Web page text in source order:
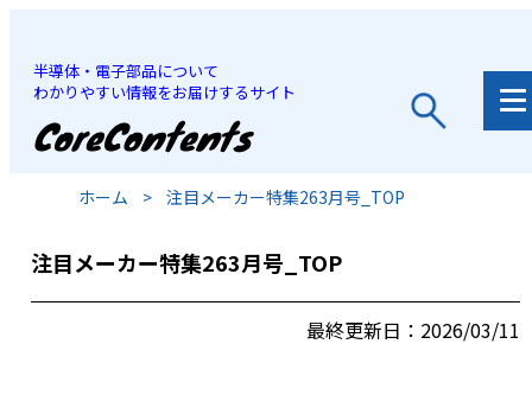
半導体・電子部品について
わかりやすい情報をお届けするサイト
JP
ホーム > 注目メーカー特集263月号_TOP
注目メーカー特集263月号_TOP
最終更新日：2026/03/11